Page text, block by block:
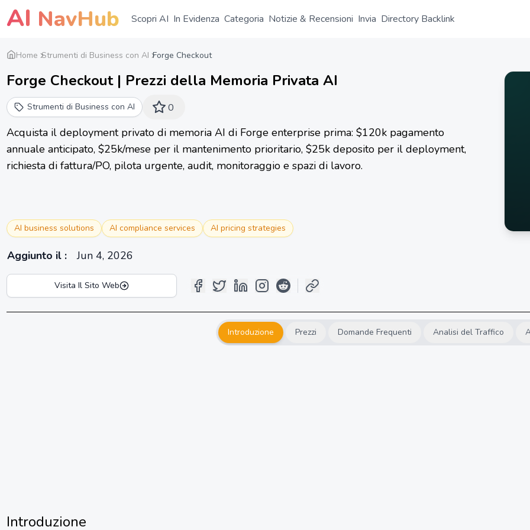
AI NavHub Scopri AI In Evidenza Categoria Notizie & Recensioni Invia Directory Backlink
Home Strumenti di Business con AI Forge Checkout
Forge Checkout | Prezzi della Memoria Privata AI
Strumenti di Business con AI 0
Acquista il deployment privato di memoria AI di Forge enterprise prima: $120k pagamento
annuale anticipato, $25k/mese per il mantenimento prioritario, $25k deposito per il deployment,
richiesta di fattura/PO, pilota urgente, audit, monitoraggio e spazi di lavoro.
AI business solutions AI compliance services AI pricing strategies
Aggiunto il : Jun 4, 2026
Visita Il Sito Web
Introduzione Prezzi Domande Frequenti Analisi del Traffico
Introduzione